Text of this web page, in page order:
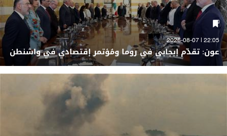
22:05 | 2026-08-07
عون: تقدّم إيجابي في روما ومُؤتمر إقتصادي في واشنطن